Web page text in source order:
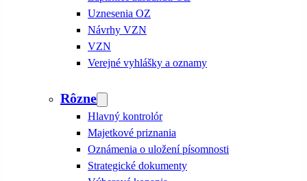
Uznesenia OZ
Návrhy VZN
VZN
Verejné vyhlášky a oznamy
Rôzne
Hlavný kontrolór
Majetkové priznania
Oznámenia o uložení písomnosti
Strategické dokumenty